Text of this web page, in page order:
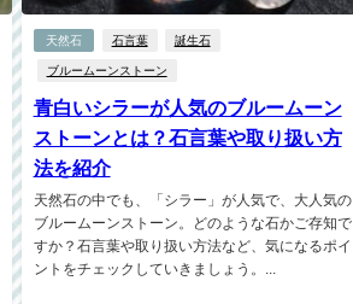
天然石 石言葉 誕生石
ブルームーンストーン
青白いシラーが人気のブルームーン
ストーンとは？石言葉や取り扱い方
法を紹介
天然石の中でも、「シラー」が人気で、大人気の
ブルームーンストーン。どのような石かご存知で
すか？石言葉や取り扱い方法など、気になるポイ
ントをチェックしていきましょう。...